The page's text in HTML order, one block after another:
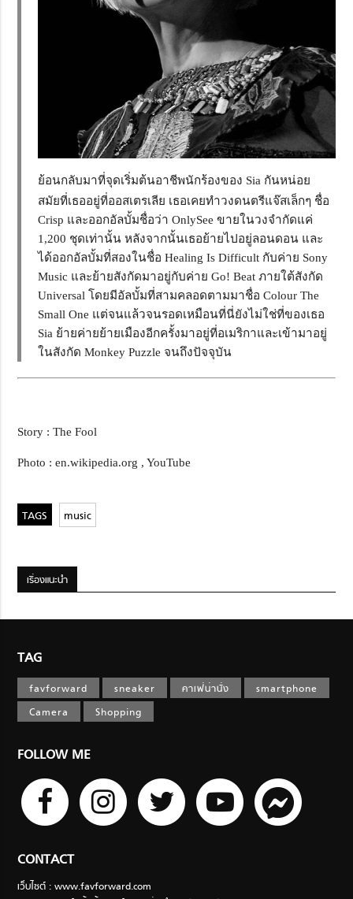
ย้อนกลับมาที่จุดเริ่มต้นอาชีพนักร้องของ Sia กันหน่อย
สมัยที่เธออยู่ที่ออสเตรเลีย เธอเคยทำวงดนตรีแจ๊สเล็กๆ ชื่อ
Crisp และออกอัลบั้มชื่อว่า OnlySee ขายในวงจำกัดแค่
1,200 ชุดเท่านั้น หลังจากนั้นเธอย้ายไปอยู่ลอนดอน และ
ได้ออกอัลบั้มที่สองในชื่อ Healing Is Difficult กับค่าย Sony
Music และย้ายสังกัดมาอยู่กับค่าย Go! Beat ภายใต้สังกัด
Universal โดยมีอัลบั้มที่สามคลอดตามมาชื่อ Colour The
Small One แต่จนแล้วจนรอดเหมือนที่นี่ยังไม่ใช่ที่ของเธอ
Sia ย้ายค่ายย้ายเมืองอีกครั้งมาอยู่ที่อเมริกาและเข้ามาอยู่
ในสังกัด Monkey Puzzle จนถึงปัจจุบัน
Story : The Fool
Photo : en.wikipedia.org , YouTube
music
เรื่องแนะนำ
TAG
favforward sneaker คาเฟ่น่านั่ง
smartphone
Camera
Shopping
FOLLOW ME
CONTACT
เว็บไซต์ : www.favforward.com